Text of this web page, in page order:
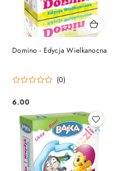
Domino - Edycja Wielkanocna
(0)
Cena:
6.00